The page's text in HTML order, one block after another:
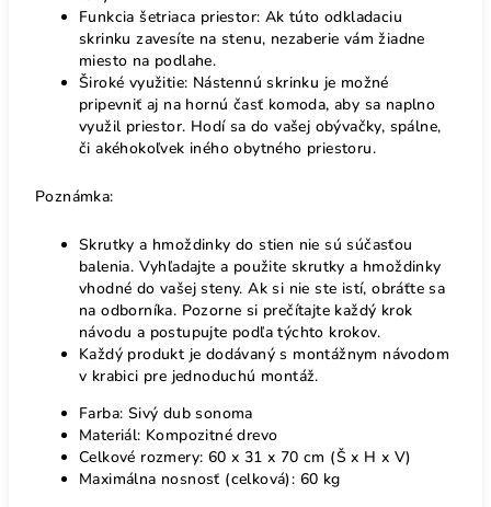
Funkcia šetriaca priestor: Ak túto odkladaciu
skrinku zavesíte na stenu, nezaberie vám žiadne
miesto na podlahe.
Široké využitie: Nástennú skrinku je možné
pripevniť aj na hornú časť komoda, aby sa naplno
využil priestor. Hodí sa do vašej obývačky, spálne,
či akéhokoľvek iného obytného priestoru.
Poznámka:
Skrutky a hmoždinky do stien nie sú súčasťou
balenia. Vyhľadajte a použite skrutky a hmoždinky
vhodné do vašej steny. Ak si nie ste istí, obráťte sa
na odborníka. Pozorne si prečítajte každý krok
návodu a postupujte podľa týchto krokov.
Každý produkt je dodávaný s montážnym návodom
v krabici pre jednoduchú montáž.
Farba: Sivý dub sonoma
Materiál: Kompozitné drevo
Celkové rozmery: 60 x 31 x 70 cm (Š x H x V)
Maximálna nosnosť (celková): 60 kg